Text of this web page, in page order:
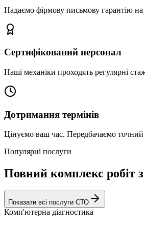
Надаємо фірмову письмову гарантію на
Сертифікований персонал
Наші механіки проходять регулярні
Дотримання термінів
Цінуємо ваш час. Передбачаємо точний
Популярні послуги
Повний комплекс робіт
Показати всі послуги СТО
Комп'ютерна діагностика